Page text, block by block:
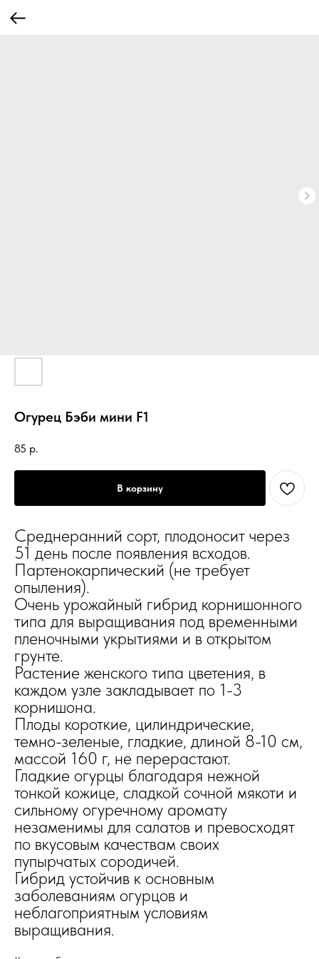
Огурец Бэби мини F1
85 р.
В корзину
Среднеранний сорт, плодоносит через
51 день после появления всходов.
Партенокарпический (не требует
опыления).
Очень урожайный гибрид корнишонного
типа для выращивания под временными
пленочными укрытиями и в открытом
грунте.
Растение женского типа цветения, в
каждом узле закладывает по 1-3
корнишона.
Плоды короткие, цилиндрические,
темно-зеленые, гладкие, длиной 8-10 см,
массой 160 г, не перерастают.
Гладкие огурцы благодаря нежной
тонкой кожице, сладкой сочной мякоти и
сильному огуречному аромату
незаменимы для салатов и превосходят
по вкусовым качествам своих
пупырчатых сородичей.
Гибрид устойчив к основным
заболеваниям огурцов и
неблагоприятным условиям
выращивания.